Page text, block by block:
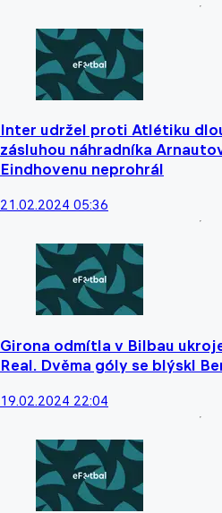
Inter udržel proti Atlétiku
zásluhou náhradníka
Eindhovenu neprohrál
21.02.2024 05:36
Girona odmítla v Bilbau
Real. Dvěma góly se blýskl
19.02.2024 22:04